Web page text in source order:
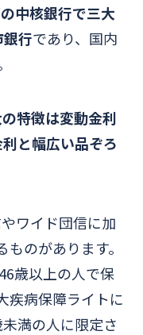
中核銀行で三大
行であり、国内
特徴は変動金利
と幅広い品ぞろ
ワイド団信に加
のがあります。
歳以上の人で保
疾病保障ライトに
満の人に限定さ